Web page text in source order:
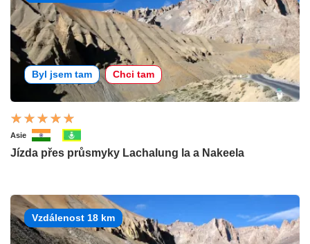
Byl jsem tam Chci tam
Asie
Jízda přes průsmyky Lachalung la a Nakeela
Vzdálenost 18 km